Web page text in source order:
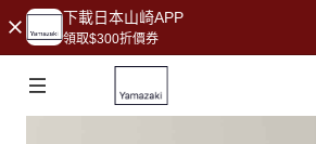
下載日本山崎APP
領取$300折價券